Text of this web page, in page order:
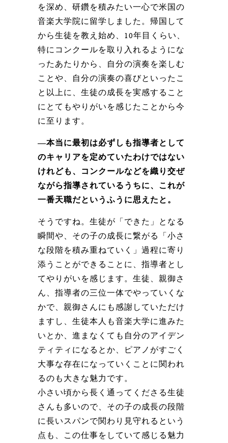
を深め、研鑽を積みたい一心で米国の
音楽大学院に留学しました。帰国して
から生徒を教え始め、10年目くらい、
特にコンクールを取り入れるようにな
ったあたりから、自分の演奏を楽しむ
ことや、自分の演奏の喜びといったこ
と以上に、生徒の成長を実感すること
にとてもやりがいを感じたことから今
に至ります。
―本当に最初は必ずしも指導者として
のキャリアを定めていたわけではない
けれども、コンクールなどを織り交ぜ
ながら指導されているうちに、これが
一番天職だというふうに思えたと。
そうですね。生徒が「できた」となる
瞬間や、その子の成長に繋がる「小さ
な段階を積み重ねていく」過程に寄り
添うことができることに、指導者とし
てやりがいを感じます。生徒、親御さ
ん、指導者の三位一体でやっていくな
かで、親御さんにも感謝していただけ
ますし、生徒本人も音楽大学に進みた
いとか、進まなくても自分のアイデン
ティティになるとか、ピアノがすごく
大事な存在になっていくことに関われ
るのも大きな魅力です。
小さい頃から長く通ってくださる生徒
さんも多いので、その子の成長の段階
に長いスパンで関わり見守れるという
点も、この仕事をしていて感じる魅力